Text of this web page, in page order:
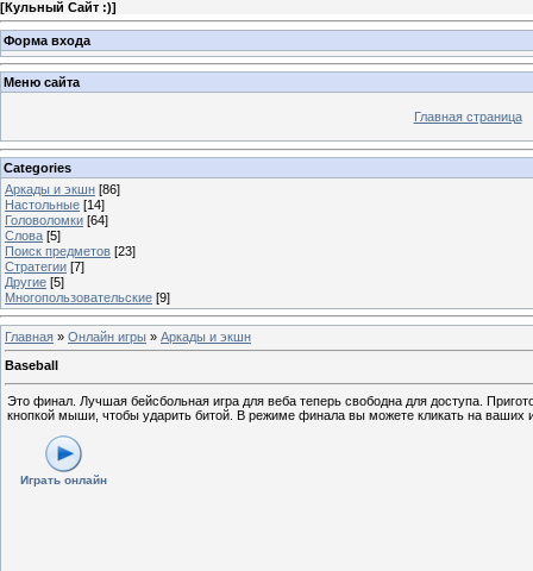
[Кульный Сайт :)]
Форма входа
Меню сайта
Главная страница
Categories
Аркады и экшн [86]
Настольные [14]
Головоломки [64]
Слова [5]
Поиск предметов [23]
Стратегии [7]
Другие [5]
Многопользовательские [9]
Главная » Онлайн игры » Аркады и экшн
Baseball
Это финал. Лучшая бейсбольная игра для веба теперь свободна для доступа.
кнопкой мыши, чтобы ударить битой. В режиме финала вы можете кликать на ваших
Играть онлайн